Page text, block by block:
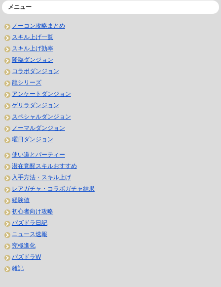
メニュー
ノーコン攻略まとめ
スキル上げ一覧
スキル上げ効率
降臨ダンジョン
コラボダンジョン
龍シリーズ
アンケートダンジョン
ゲリラダンジョン
スペシャルダンジョン
ノーマルダンジョン
曜日ダンジョン
使い道とパーティー
潜在覚醒スキルおすすめ
入手方法・スキル上げ
レアガチャ・コラボガチャ結果
経験値
初心者向け攻略
パズドラ日記
ニュース速報
究極進化
パズドラW
雑記